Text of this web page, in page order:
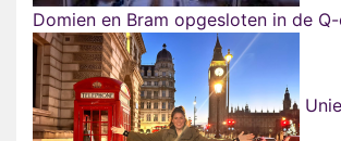
Domien en Bram opgesloten in de